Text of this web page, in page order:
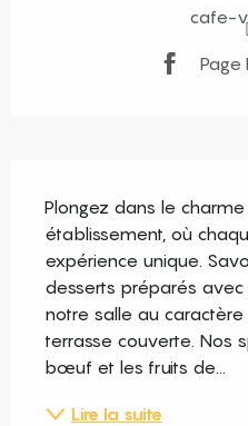
cafe-
Page
Plongez dans le
établissement, où
expérience unique.
desserts préparés
notre salle au
terrasse couverte. Nos
bœuf et les fruits de...
Lire la suite